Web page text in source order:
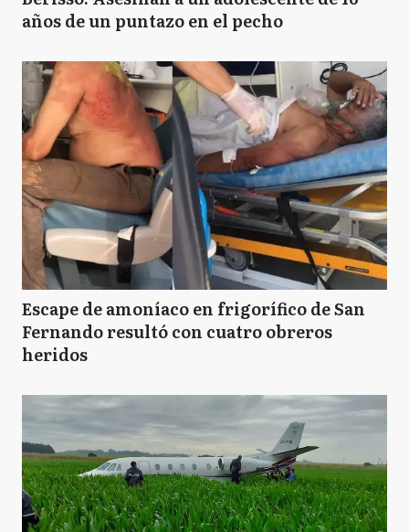
años de un puntazo en el pecho
Escape de amoníaco en frigorífico de San
Fernando resultó con cuatro obreros
heridos